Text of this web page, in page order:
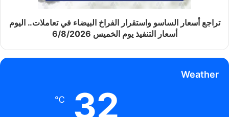
تراجع أسعار الساسو واستقرار الفراخ البيضاء في تعاملات.. اليوم
أسعار التنفيذ يوم الخميس 6/8/2026
Weather
32
℃